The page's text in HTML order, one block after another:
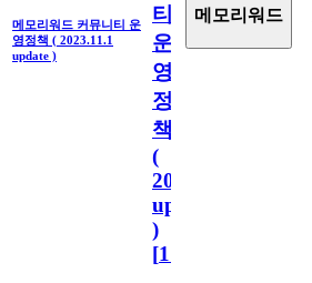
메모리워드 커뮤니티 운
영정책 ( 2023.11.1
update )
티
운
영
정
책
(
2023.11.1
update
)
[110
메모리워드